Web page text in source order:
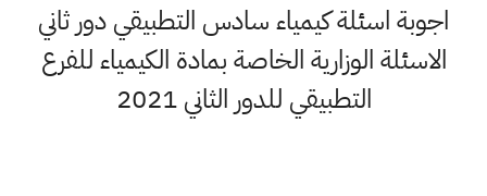
اجوبة اسئلة كيمياء سادس التطبيقي دور ثاني
الاسئلة الوزارية الخاصة بمادة الكيمياء للفرع
التطبيقي للدور الثاني 2021